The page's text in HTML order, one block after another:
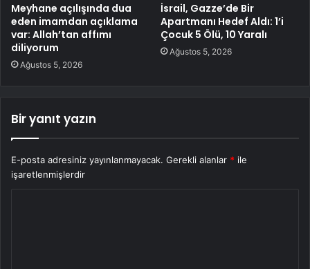
Meyhane açılışında dua
eden imamdan açıklama
var: Allah’tan affımı
diliyorum
Ağustos 5, 2026
İsrail, Gazze’de Bir
Apartmanı Hedef Aldı: 1’i
Çocuk 5 Ölü, 10 Yaralı
Ağustos 5, 2026
Bir yanıt yazın
E-posta adresiniz yayınlanmayacak. Gerekli alanlar * ile
işaretlenmişlerdir